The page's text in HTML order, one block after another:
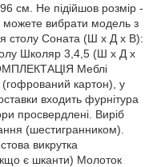
см. Не підійшов розмір -
можете вибрати модель з
столу Соната (Ш х Д х В):
Школяр 3,4,5 (Ш х Д х
Меблі
(гофрований картон), у
входить фурнітура
просвердлені. Виріб
(шестигранником).
викрутка
є шканти) Молоток